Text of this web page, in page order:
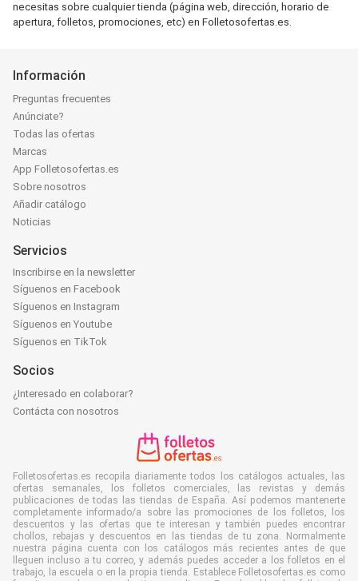
necesitas sobre cualquier tienda (página web, dirección, horario de
apertura, folletos, promociones, etc) en Folletosofertas.es.
Información
Preguntas frecuentes
Anúnciate?
Todas las ofertas
Marcas
App Folletosofertas.es
Sobre nosotros
Añadir catálogo
Noticias
Servicios
Inscribirse en la newsletter
Síguenos en Facebook
Síguenos en Instagram
Síguenos en Youtube
Síguenos en TikTok
Socios
¿Interesado en colaborar?
Contácta con nosotros
Folletosofertas.es recopila diariamente todos los catálogos actuales, las
ofertas semanales, los folletos comerciales, las revistas y demás
publicaciones de todas las tiendas de España. Así podemos mantenerte
completamente informado/a sobre las promociones de los folletos, los
descuentos y las ofertas que te interesan y también puedes encontrar
chollos, rebajas y descuentos en las tiendas de tu zona. Normalmente
nuestra página cuenta con los catálogos más recientes antes de que
lleguen incluso a tu correo, y además puedes acceder a los folletos en el
trabajo, la escuela o en la propia tienda. Establece Folletosofertas.es como